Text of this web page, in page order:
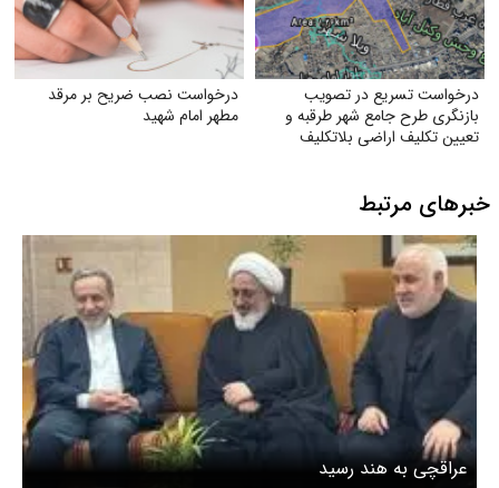
درخواست تسریع در تصویب
بازنگری طرح جامع شهر طرقبه و
تعیین تکلیف اراضی بلاتکلیف
درخواست نصب ضریح بر مرقد
مطهر امام شهید
خبرهای مرتبط
عراقچی به هند رسید